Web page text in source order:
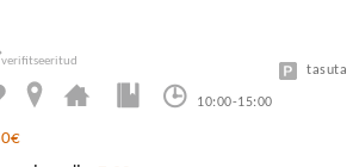
10:00-15:00
tasuta